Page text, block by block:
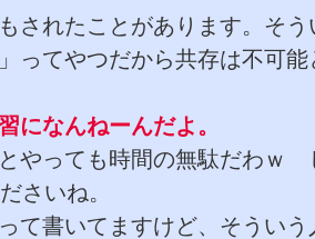
されたことがあります。そう
ってやつだから共存は不可能
になんねーんだよ。
やっても時間の無駄だわｗ
さいね。
て書いてますけど、そういう